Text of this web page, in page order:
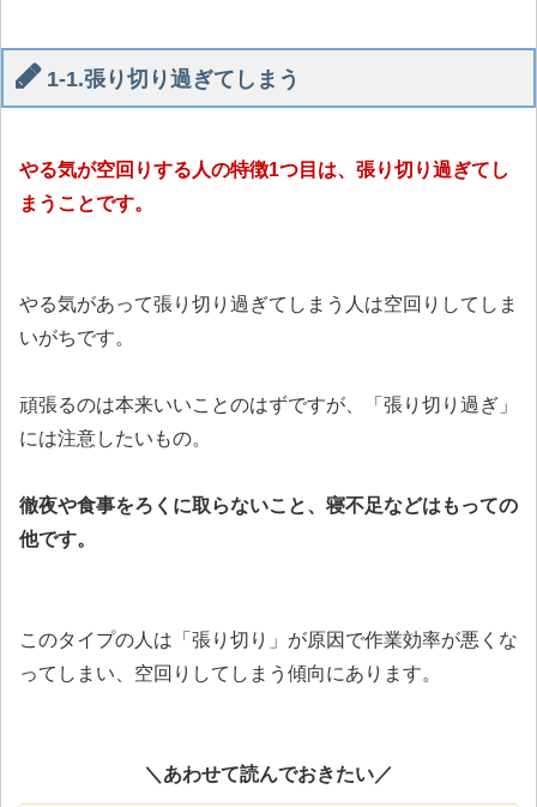
1-1.張り切り過ぎてしまう
やる気が空回りする人の特徴1つ目は、張り切り過ぎてし
まうことです。
やる気があって張り切り過ぎてしまう人は空回りしてしま
いがちです。
頑張るのは本来いいことのはずですが、「張り切り過ぎ」
には注意したいもの。
徹夜や食事をろくに取らないこと、寝不足などはもっての
他です。
このタイプの人は「張り切り」が原因で作業効率が悪くな
ってしまい、空回りしてしまう傾向にあります。
＼あわせて読んでおきたい／